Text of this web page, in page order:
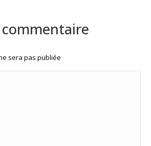
sera pas publiée